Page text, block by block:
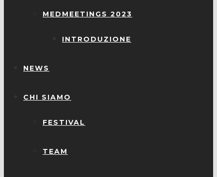
MEDMEETINGS 2023
INTRODUZIONE
NEWS
CHI SIAMO
FESTIVAL
TEAM